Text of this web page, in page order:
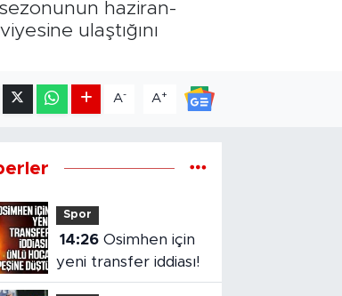
haziran-
ulaştığını
A- A+
Spor
14:26 Osimhen için
yeni transfer iddiası!